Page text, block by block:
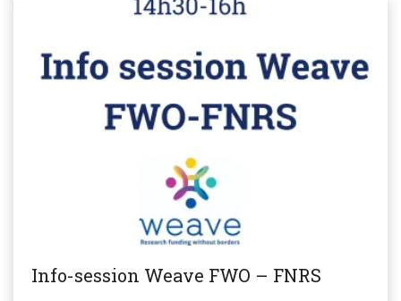
Info-session Weave FWO – FNRS